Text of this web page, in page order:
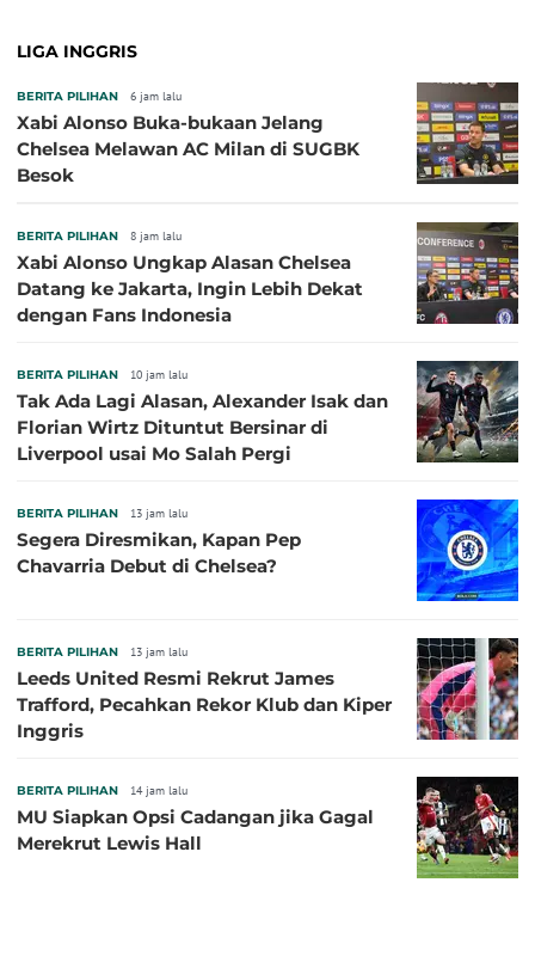
LIGA INGGRIS
BERITA PILIHAN 6 jam lalu
Xabi Alonso Buka-bukaan Jelang
Chelsea Melawan AC Milan di SUGBK
Besok
BERITA PILIHAN 8 jam lalu
Xabi Alonso Ungkap Alasan Chelsea
Datang ke Jakarta, Ingin Lebih Dekat
dengan Fans Indonesia
BERITA PILIHAN 10 jam lalu
Tak Ada Lagi Alasan, Alexander Isak dan
Florian Wirtz Dituntut Bersinar di
Liverpool usai Mo Salah Pergi
BERITA PILIHAN 13 jam lalu
Segera Diresmikan, Kapan Pep
Chavarria Debut di Chelsea?
BERITA PILIHAN 13 jam lalu
Leeds United Resmi Rekrut James
Trafford, Pecahkan Rekor Klub dan Kiper
Inggris
BERITA PILIHAN 14 jam lalu
MU Siapkan Opsi Cadangan jika Gagal
Merekrut Lewis Hall